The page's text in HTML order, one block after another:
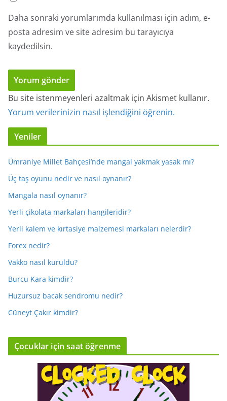
Daha sonraki yorumlarımda kullanılması için adım, e-
posta adresim ve site adresim bu tarayıcıya
kaydedilsin.
Bu site istenmeyenleri azaltmak için Akismet kullanır.
Yorum verilerinizin nasıl işlendiğini öğrenin.
Yeniler
Ümraniye Millet Bahçesi’nde mangal yakmak yasak mı?
Üç taş oyunu nedir ve nasıl oynanır?
Mangala nasıl oynanır?
Yerli çikolata markaları hangileridir?
Yerli kalem ve kırtasiye malzemesi markaları nelerdir?
Forex nedir?
Vakko nasıl kuruldu?
Burcu Kara kimdir?
Huzursuz bacak sendromu nedir?
Cüneyt Çakır kimdir?
Çocuklar için saat öğrenme